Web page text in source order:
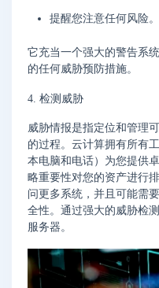
提醒您注意任何风险。
它充当一个强大的警告系
的任何威胁预防措施。
4. 检测威胁
威胁情报是指定位和管理
的过程。云计算拥有所有
本电脑和电话）为您提供
略重要性对您的资产进行
问更多系统，并且可能需
全性。通过强大的威胁检
服务器。